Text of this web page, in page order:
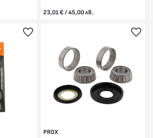
23,01 € / 45,00 лв.
PROX